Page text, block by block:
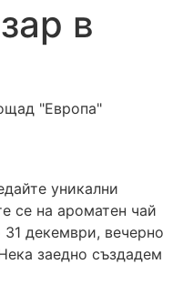
в
"Европа"
уникални
се на ароматен чай
декември, вечерно
заедно създадем